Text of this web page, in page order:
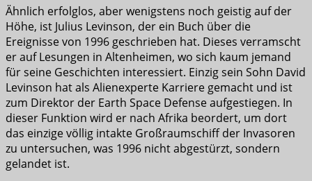
Ähnlich erfolglos, aber wenigstens noch geistig auf der
Höhe, ist Julius Levinson, der ein Buch über die
Ereignisse von 1996 geschrieben hat. Dieses verramscht
er auf Lesungen in Altenheimen, wo sich kaum jemand
für seine Geschichten interessiert. Einzig sein Sohn David
Levinson hat als Alienexperte Karriere gemacht und ist
zum Direktor der Earth Space Defense aufgestiegen. In
dieser Funktion wird er nach Afrika beordert, um dort
das einzige völlig intakte Großraumschiff der Invasoren
zu untersuchen, was 1996 nicht abgestürzt, sondern
gelandet ist.